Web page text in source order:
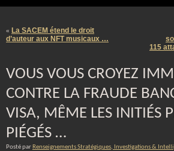
« La SACEM étend le droit
d’auteur aux NFT musicaux …
115
VOUS VOUS CROYEZ
CONTRE LA FRAUDE
VISA, MÊME LES INITIÉS
PIÉGÉS …
Posté par Renseignements Stratégiques, Investigations &